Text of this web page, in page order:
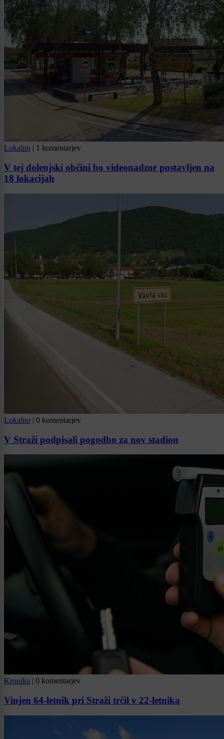
Lokalno | 1 komentarjev
V tej dolenjski občini bo videonadzor postavljen na
18 lokacijah
Lokalno | 0 komentarjev
V Straži podpisali pogodbo za nov stadion
Kronika | 0 komentarjev
Vinjen 64-letnik pri Straži trčil v 22-letnika